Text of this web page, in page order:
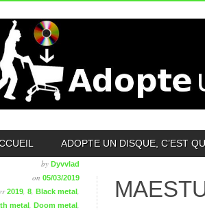
MENU
ADOPTE UN DISQUE, C’EST
by Dyvvlad
on 05/03/2019
2019 8 Black metal
metal Doom metal